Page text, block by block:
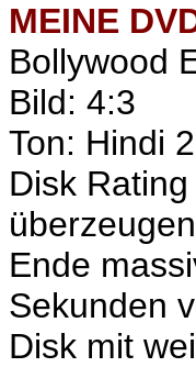
MEINE
Bollywood
Bild: 4:3
Ton: Hindi
Disk Rating
Ende
Sekunden
Disk mit